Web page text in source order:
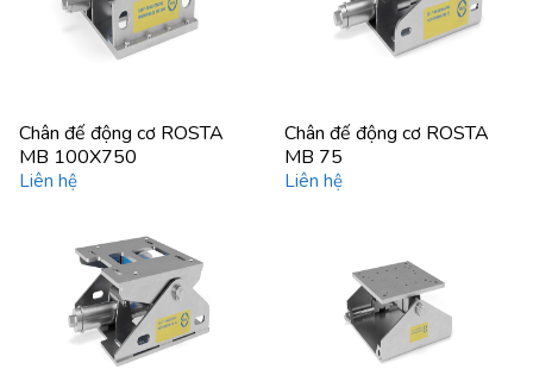
Chân đế động cơ ROSTA
MB 100X750
Liên hệ
Chân đế động cơ ROSTA
MB 75
Liên hệ